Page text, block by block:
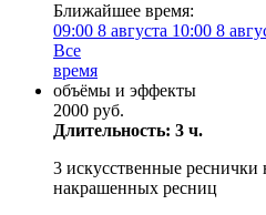
Ближайшее время:
09:00 8 августа 10:00 8
Все
время
объёмы и эффекты
2000 руб.
Длительность: 3 ч.
3 искусственные
накрашенных ресниц